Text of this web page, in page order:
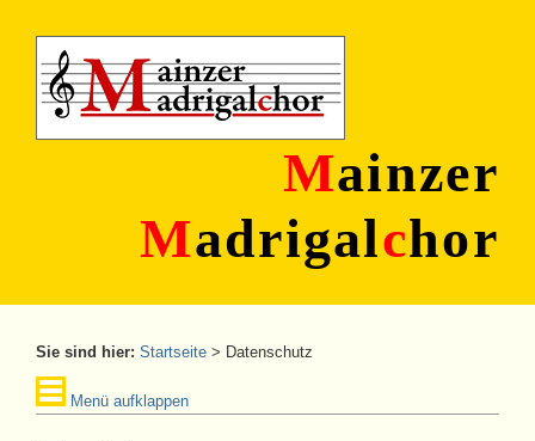
Mainzer
Madrigalchor
Sie sind hier: Startseite > Datenschutz
Menü aufklappen